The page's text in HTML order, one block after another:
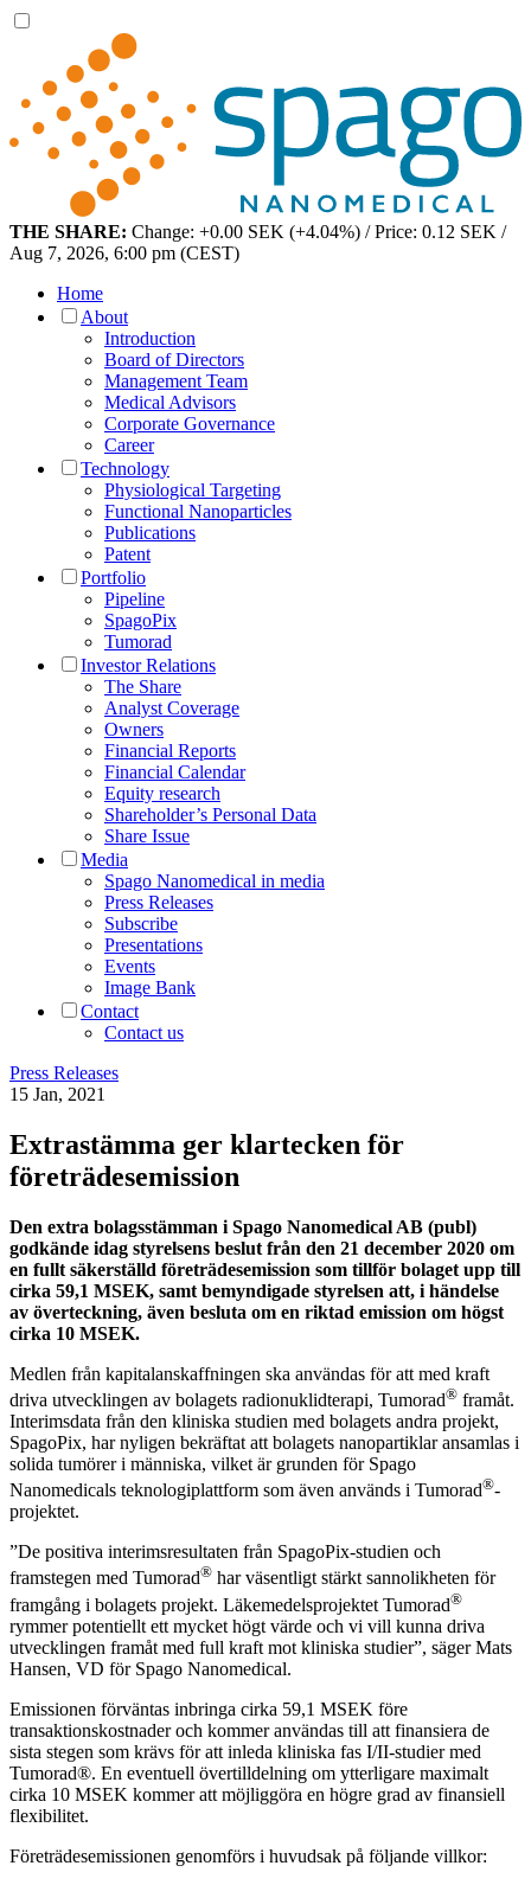
THE SHARE: Change: +0.00 SEK (+4.04%) / Price: 0.12 SEK /
Aug 7, 2026, 6:00 pm (CEST)
Home
About
Introduction
Board of Directors
Management Team
Medical Advisors
Corporate Governance
Career
Technology
Physiological Targeting
Functional Nanoparticles
Publications
Patent
Portfolio
Pipeline
SpagoPix
Tumorad
Investor Relations
The Share
Analyst Coverage
Owners
Financial Reports
Financial Calendar
Equity research
Shareholder’s Personal Data
Share Issue
Media
Spago Nanomedical in media
Press Releases
Subscribe
Presentations
Events
Image Bank
Contact
Contact us
Press Releases
15 Jan, 2021
Extrastämma ger klartecken för
företrädesemission
Den extra bolagsstämman i Spago Nanomedical AB (publ)
godkände idag styrelsens beslut från den 21 december 2020 om
en fullt säkerställd företrädesemission som tillför bolaget upp till
cirka 59,1 MSEK, samt bemyndigade styrelsen att, i händelse
av överteckning, även besluta om en riktad emission om högst
cirka 10 MSEK.
Medlen från kapitalanskaffningen ska användas för att med kraft
driva utvecklingen av bolagets radionuklidterapi, Tumorad® framåt.
Interimsdata från den kliniska studien med bolagets andra projekt,
SpagoPix, har nyligen bekräftat att bolagets nanopartiklar ansamlas i
solida tumörer i människa, vilket är grunden för Spago
Nanomedicals teknologiplattform som även används i Tumorad®-
projektet.
”De positiva interimsresultaten från SpagoPix-studien och
framstegen med Tumorad® har väsentligt stärkt sannolikheten för
framgång i bolagets projekt. Läkemedelsprojektet Tumorad®
rymmer potentiellt ett mycket högt värde och vi vill kunna driva
utvecklingen framåt med full kraft mot kliniska studier”, säger Mats
Hansen, VD för Spago Nanomedical.
Emissionen förväntas inbringa cirka 59,1 MSEK före
transaktionskostnader och kommer användas till att finansiera de
sista stegen som krävs för att inleda kliniska fas I/II-studier med
Tumorad®. En eventuell övertilldelning om ytterligare maximalt
cirka 10 MSEK kommer att möjliggöra en högre grad av finansiell
flexibilitet.
Företrädesemissionen genomförs i huvudsak på följande villkor: